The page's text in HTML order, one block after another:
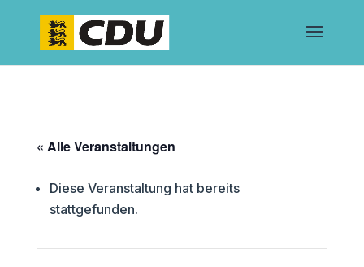
« Alle Veranstaltungen
Diese Veranstaltung hat bereits
stattgefunden.